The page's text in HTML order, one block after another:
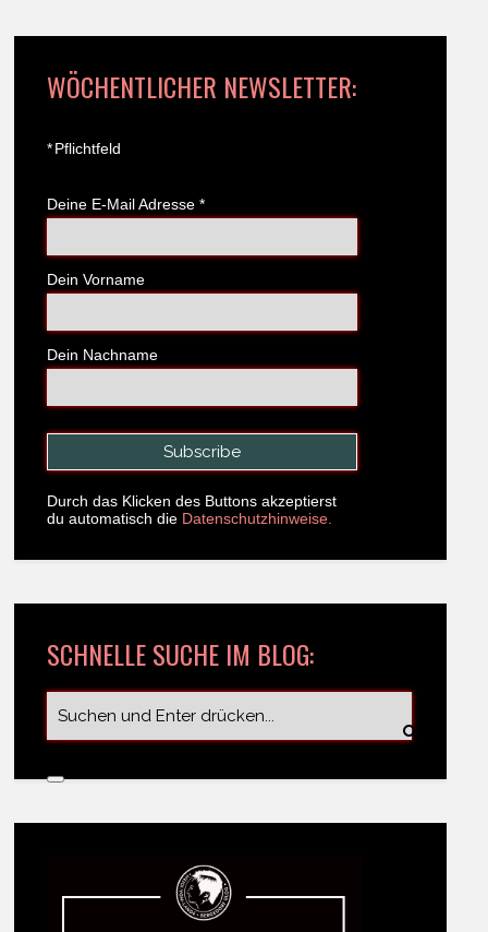
WÖCHENTLICHER NEWSLETTER:
*Pflichtfeld
Deine E-Mail Adresse *
Dein Vorname
Dein Nachname
Durch das Klicken des Buttons akzeptierst
du automatisch die Datenschutzhinweise.
SCHNELLE SUCHE IM BLOG: